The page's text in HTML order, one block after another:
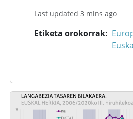
Last updated 3 mins ago
Etiketa orokorrak